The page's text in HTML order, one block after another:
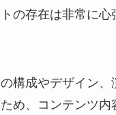
の存在は非常に心
構成やデザイン、
め、コンテンツ内